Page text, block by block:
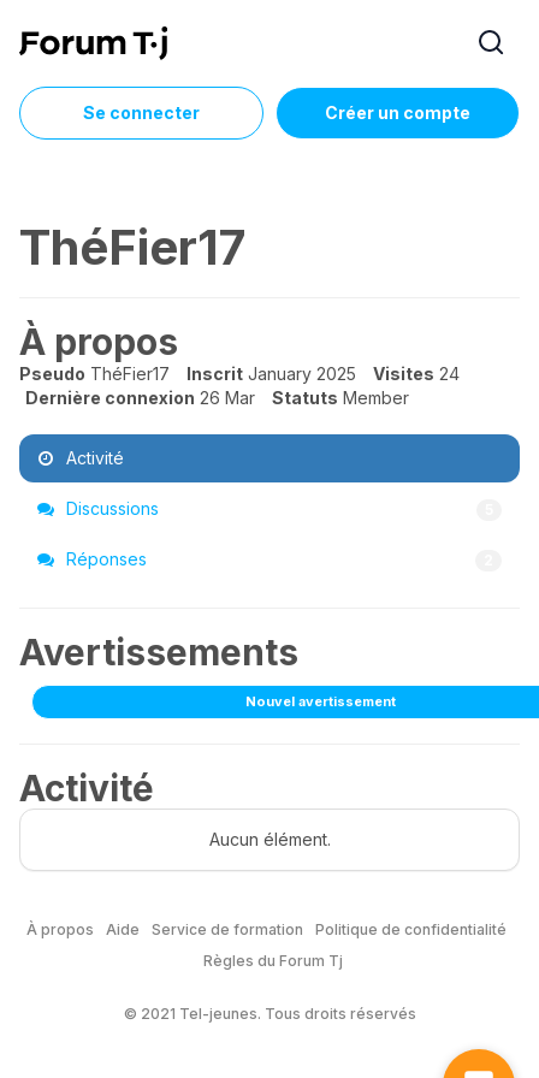
Se connecter Créer un compte
ThéFier17
À propos
Pseudo ThéFier17 Inscrit January 2025 Visites 24
Dernière connexion 26 Mar Statuts Member
Activité
Discussions
Réponses
Avertissements
Nouvel avertissement
Activité
Aucun élément.
À propos Aide Service de formation
Politique de confidentialité
Règles du Forum Tj
© 2021 Tel-jeunes. Tous droits réservés